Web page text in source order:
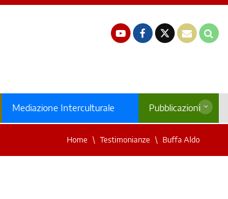
Mediazione Interculturale Pubblicazioni
Home Testimonianze Buffa Aldo